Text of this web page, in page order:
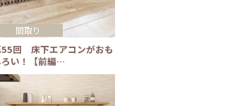
回 床下エアコンがおも
ろい！【前編…
間取り